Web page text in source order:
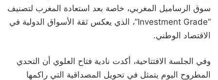
سوق الرساميل المغربي، خاصة بعد استعادة المغرب لتصنيف
“Investment Grade”، الذي يعكس ثقة الأسواق الدولية في
الاقتصاد الوطني.
وفي الجلسة الافتتاحية، أكدت نادية فتاح العلوي أن التحدي
المطروح اليوم يتمثل في تحويل المصداقية التي راكمها